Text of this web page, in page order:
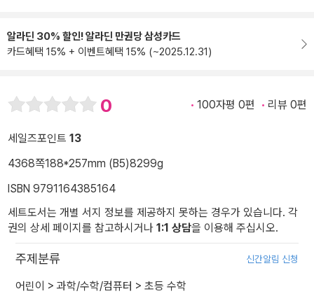
알라딘 30% 할인! 알라딘 만권당 삼성카드
카드혜택 15% + 이벤트혜택 15% (~2025.12.31)
0 100자평 0편 리뷰 0편
세일즈포인트 13
4368쪽188*257mm (B5)8299g
ISBN 9791164385164
세트도서는 개별 서지 정보를 제공하지 못하는 경우가 있습니다. 각
권의 상세 페이지를 참고하시거나 1:1 상담을 이용해 주십시오.
주제분류 신간알림 신청
어린이 > 과학/수학/컴퓨터 > 초등 수학